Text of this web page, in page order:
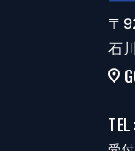
〒
石
TEL: